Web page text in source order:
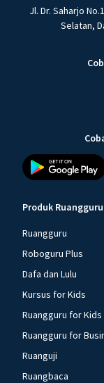
Jl. Dr. Saharjo
Selatan,
Produk Ruangguru
Ruangguru
Roboguru Plus
Dafa dan Lulu
Kursus for Kids
Ruangguru for Kids
Ruangguru for
Ruanguji
Ruangbaca